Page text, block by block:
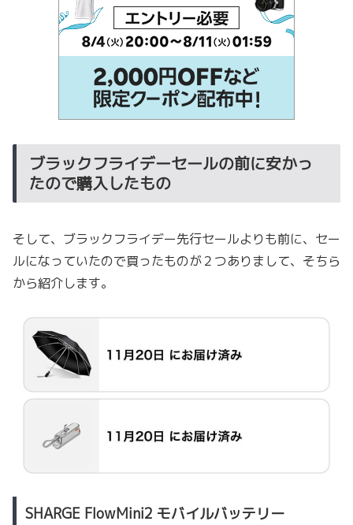
ブラックフライデーセールの前に安かっ
たので購入したもの
そして、ブラックフライデー先行セールよりも前に、セー
ルになっていたので買ったものが２つありまして、そちら
から紹介します。
SHARGE FlowMini2 モバイルバッテリー